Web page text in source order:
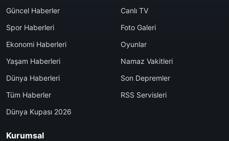
Güncel Haberler
Spor Haberleri
Ekonomi Haberleri
Yaşam Haberleri
Dünya Haberleri
Tüm Haberler
Dünya Kupası 2026
Canlı TV
Foto Galeri
Oyunlar
Namaz Vakitleri
Son Depremler
RSS Servisleri
Kurumsal